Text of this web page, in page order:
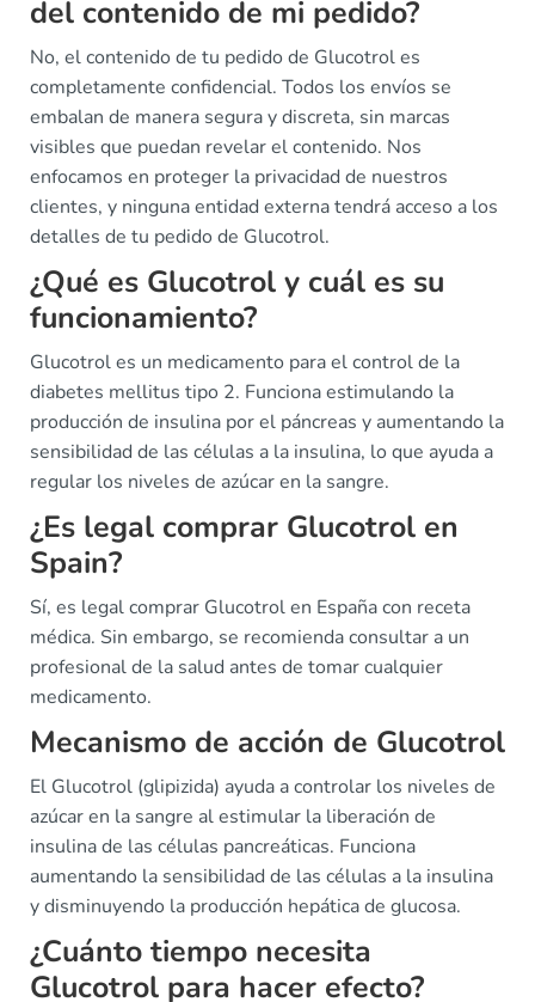
del contenido de mi pedido?
No, el contenido de tu pedido de Glucotrol es
completamente confidencial. Todos los envíos se
embalan de manera segura y discreta, sin marcas
visibles que puedan revelar el contenido. Nos
enfocamos en proteger la privacidad de nuestros
clientes, y ninguna entidad externa tendrá acceso a los
detalles de tu pedido de Glucotrol.
¿Qué es Glucotrol y cuál es su
funcionamiento?
Glucotrol es un medicamento para el control de la
diabetes mellitus tipo 2. Funciona estimulando la
producción de insulina por el páncreas y aumentando la
sensibilidad de las células a la insulina, lo que ayuda a
regular los niveles de azúcar en la sangre.
¿Es legal comprar Glucotrol en
Spain?
Sí, es legal comprar Glucotrol en España con receta
médica. Sin embargo, se recomienda consultar a un
profesional de la salud antes de tomar cualquier
medicamento.
Mecanismo de acción de Glucotrol
El Glucotrol (glipizida) ayuda a controlar los niveles de
azúcar en la sangre al estimular la liberación de
insulina de las células pancreáticas. Funciona
aumentando la sensibilidad de las células a la insulina
y disminuyendo la producción hepática de glucosa.
¿Cuánto tiempo necesita
Glucotrol para hacer efecto?